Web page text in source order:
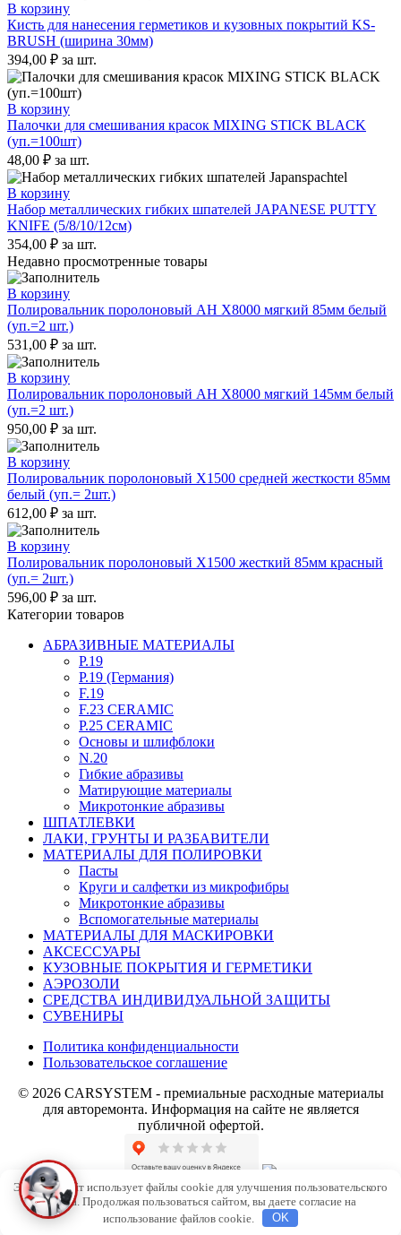
В корзину
Кисть для нанесения герметиков и кузовных покрытий KS-
BRUSH (ширина 30мм)
394,00 ₽ за шт.
В корзину
Палочки для смешивания красок MIXING STICK BLACK
(уп.=100шт)
48,00 ₽ за шт.
В корзину
Набор металлических гибких шпателей JAPANESE PUTTY
KNIFE (5/8/10/12см)
354,00 ₽ за шт.
Недавно просмотренные товары
В корзину
Полировальник поролоновый AH X8000 мягкий 85мм белый
(уп.=2 шт.)
531,00 ₽ за шт.
В корзину
Полировальник поролоновый AH X8000 мягкий 145мм белый
(уп.=2 шт.)
950,00 ₽ за шт.
В корзину
Полировальник поролоновый X1500 средней жесткости 85мм
белый (уп.= 2шт.)
612,00 ₽ за шт.
В корзину
Полировальник поролоновый X1500 жесткий 85мм красный
(уп.= 2шт.)
596,00 ₽ за шт.
Категории товаров
АБРАЗИВНЫЕ МАТЕРИАЛЫ
P.19
P.19 (Германия)
F.19
F.23 CERAMIC
P.25 CERAMIC
Основы и шлифблоки
N.20
Гибкие абразивы
Матирующие материалы
Микротонкие абразивы
ШПАТЛЕВКИ
ЛАКИ, ГРУНТЫ И РАЗБАВИТЕЛИ
МАТЕРИАЛЫ ДЛЯ ПОЛИРОВКИ
Пасты
Круги и салфетки из микрофибры
Микротонкие абразивы
Вспомогательные материалы
МАТЕРИАЛЫ ДЛЯ МАСКИРОВКИ
АКСЕССУАРЫ
КУЗОВНЫЕ ПОКРЫТИЯ И ГЕРМЕТИКИ
АЭРОЗОЛИ
СРЕДСТВА ИНДИВИДУАЛЬНОЙ ЗАЩИТЫ
СУВЕНИРЫ
Политика конфиденциальности
Пользовательское соглашение
© 2026 CARSYSTEM - премиальные расходные материалы
для авторемонта. Информация на сайте не является
публичной офертой.
Этот веб-сайт использует файлы cookie для улучшения пользовательского
опыта. Продолжая пользоваться сайтом, вы даете согласие на
использование файлов cookie.
OK